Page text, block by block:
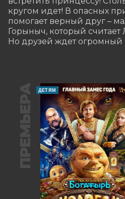
кругом идет! В опасных
помогает верный друг –
Горыныч, который
Но друзей ждет
ПРЕМЬЕРА ДЕТЯМ